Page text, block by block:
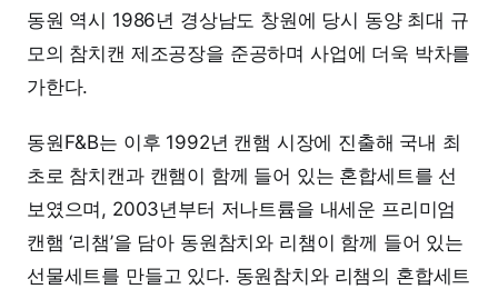
동원 역시 1986년 경상남도 창원에 당시 동양 최대 규
모의 참치캔 제조공장을 준공하며 사업에 더욱 박차를
가한다.
동원F&B는 이후 1992년 캔햄 시장에 진출해 국내 최
초로 참치캔과 캔햄이 함께 들어 있는 혼합세트를 선
보였으며, 2003년부터 저나트륨을 내세운 프리미엄
캔햄 ‘리챔’을 담아 동원참치와 리챔이 함께 들어 있는
선물세트를 만들고 있다. 동원참치와 리챔의 혼합세트